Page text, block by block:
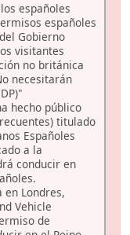
españoles
españoles
Gobierno
visitantes
no británica
necesitarán
hecho público
titulado
Españoles
a la
conducir en
en Londres,
Vehicle
de